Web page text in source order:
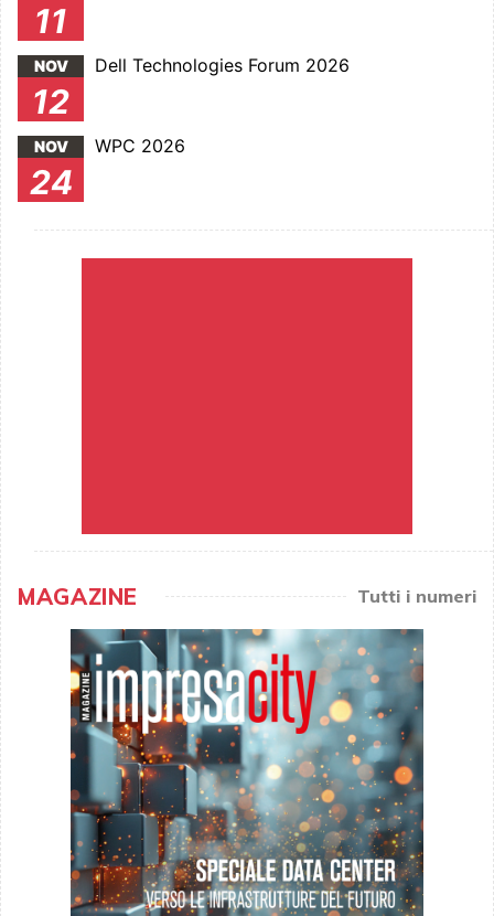
11
NOV
12
Dell Technologies Forum 2026
NOV
24
WPC 2026
MAGAZINE Tutti i numeri